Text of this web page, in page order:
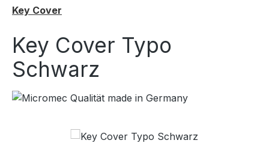
Key Cover
Key Cover Typo
Schwarz
Bildergalerie überspringen